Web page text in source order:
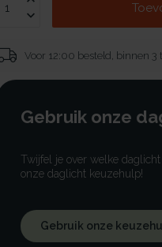
Voor 12:00 besteld, binnen 3
Gebruik onze
Twijfel je over welke
onze daglicht keuzehulp!
Gebruik onze